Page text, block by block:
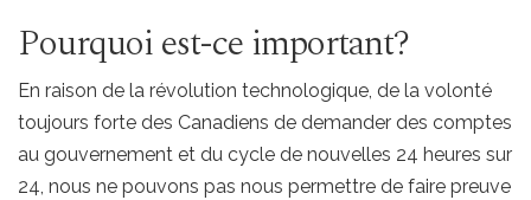
Pourquoi est-ce important?
En raison de la révolution technologique, de la volonté
toujours forte des Canadiens de demander des comptes
au gouvernement et du cycle de nouvelles 24 heures sur
24, nous ne pouvons pas nous permettre de faire preuve